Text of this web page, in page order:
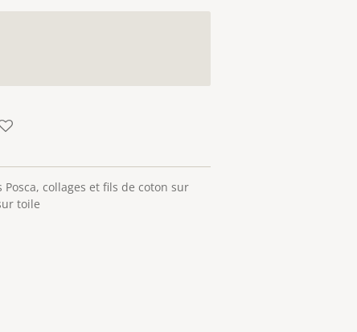
collages et fils de coton sur
toile